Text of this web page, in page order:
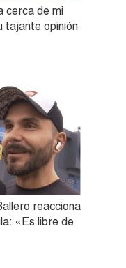
cerca de mi
tajante opinión
reacciona
«Es libre de